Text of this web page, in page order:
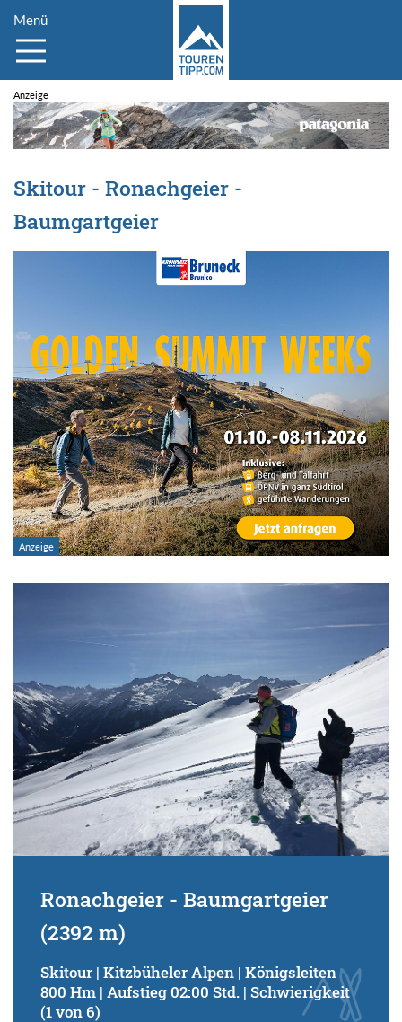
Menü
Skitour - Ronachgeier -
Baumgartgeier
Ronachgeier - Baumgartgeier
(2392 m)
Skitour | Kitzbüheler Alpen | Königsleiten
800 Hm | Aufstieg 02:00 Std. | Schwierigkeit
(1 von 6)